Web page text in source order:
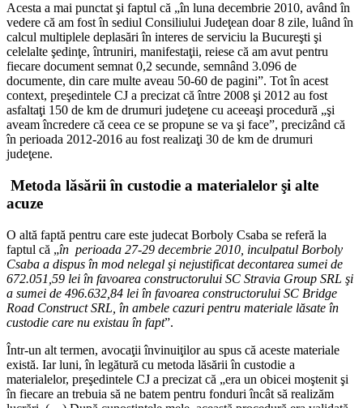
Acesta a mai punctat şi faptul că „în luna decembrie 2010, având în
vedere că am fost în sediul Consiliului Judeţean doar 8 zile, luând în
calcul multiplele deplasări în interes de serviciu la Bucureşti şi
celelalte şedinţe, întruniri, manifestaţii, reiese că am avut pentru
fiecare document semnat 0,2 secunde, semnând 3.096 de
documente, din care multe aveau 50-60 de pagini”. Tot în acest
context, preşedintele CJ a precizat că între 2008 şi 2012 au fost
asfaltaţi 150 de km de drumuri judeţene cu aceeaşi procedură „şi
aveam încredere că ceea ce se propune se va şi face”, precizând că
în perioada 2012-2016 au fost realizaţi 30 de km de drumuri
judeţene.
Metoda lăsării în custodie a materialelor şi alte
acuze
O altă faptă pentru care este judecat Borboly Csaba se referă la
faptul că „în perioada 27-29 decembrie 2010, inculpatul Borboly
Csaba a dispus în mod nelegal şi nejustificat decontarea sumei de
672.051,59 lei în favoarea constructorului SC Stravia Group SRL şi
a sumei de 496.632,84 lei în favoarea constructorului SC Bridge
Road Construct SRL, în ambele cazuri pentru materiale lăsate în
custodie care nu existau în fapt”.
Într-un alt termen, avocaţii învinuiţilor au spus că aceste materiale
există. Iar luni, în legătură cu metoda lăsării în custodie a
materialelor, preşedintele CJ a precizat că „era un obicei moştenit şi
în fiecare an trebuia să ne batem pentru fonduri încât să realizăm